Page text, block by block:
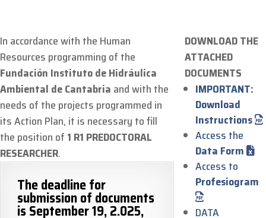
In accordance with the Human
Resources programming of the
Fundación Instituto de Hidráulica
Ambiental de Cantabria and with the
needs of the projects programmed in
its Action Plan, it is necessary to fill
the position of 1 R1 PREDOCTORAL
RESEARCHER.
The deadline for
submission of documents
is September 19, 2.025,
DOWNLOAD THE
ATTACHED
DOCUMENTS
IMPORTANT:
Download
Instructions
Access the
Data Form
Access to
Profesiogram
DATA